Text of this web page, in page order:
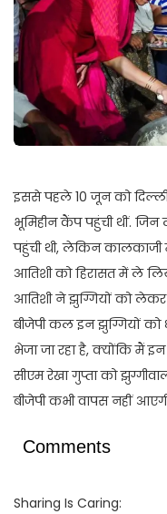
इससे पहले 10 जून को
भूमिहीन कैंप पहुंची थीं.
पहुंची थी, लेकिन कालकाजी
आतिशी को हिरासत में ले
आतिशी ने झुग्गियों को लेकर
बीजेपी कल इन झुग्गियों
भेजा जा रहा है, क्योंकि मैं
सीएम रेखा गुप्ता को
बीजेपी कभी वापस नहीं
Comments
Sharing Is Caring: